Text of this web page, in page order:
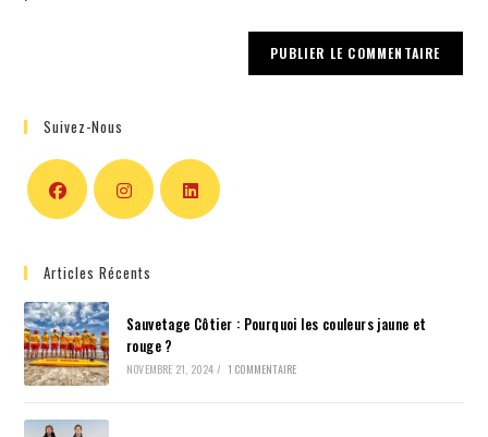
Suivez-Nous
Articles Récents
Sauvetage Côtier : Pourquoi les couleurs jaune et
rouge ?
NOVEMBRE 21, 2024 / 1 COMMENTAIRE